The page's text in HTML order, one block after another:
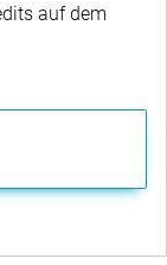
auf dem